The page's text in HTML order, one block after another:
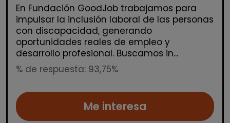
En Fundación GoodJob trabajamos para
impulsar la inclusión laboral de las personas
con discapacidad, generando
oportunidades reales de empleo y
desarrollo profesional. Buscamos in...
% de respuesta: 93,75%
Me interesa